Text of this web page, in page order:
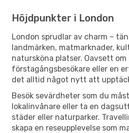
Höjdpunkter i London
London sprudlar av charm –
landmärken, matmarknader,
natursköna platser. Oavsett om
förstagångsbesökare eller en
det alltid något nytt att
Besök sevärdheter som du
lokalinvånare eller ta en
städer eller naturparker.
skapa en reseupplevelse som